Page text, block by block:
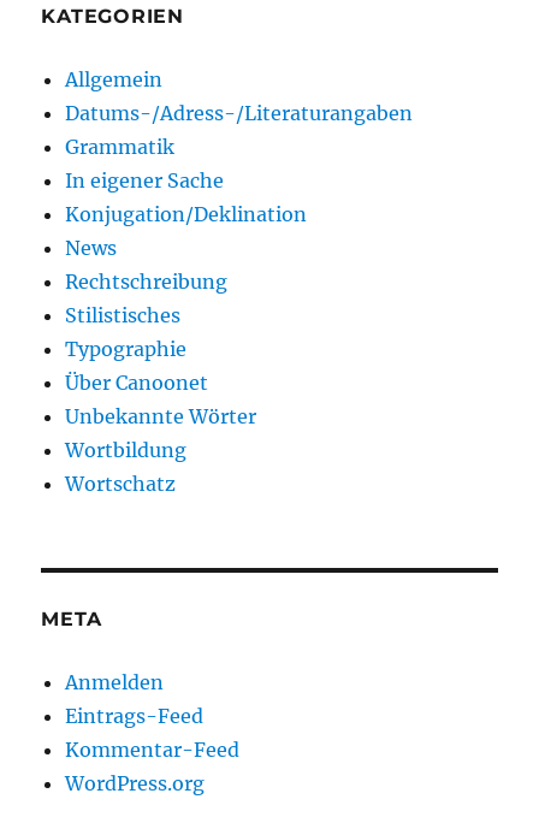
KATEGORIEN
Allgemein
Datums-/Adress-/Literaturangaben
Grammatik
In eigener Sache
Konjugation/Deklination
News
Rechtschreibung
Stilistisches
Typographie
Über Canoonet
Unbekannte Wörter
Wortbildung
Wortschatz
META
Anmelden
Eintrags-Feed
Kommentar-Feed
WordPress.org